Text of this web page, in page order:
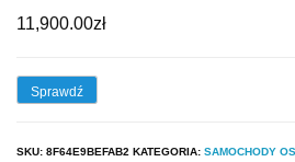
11,900.00zł
Sprawdź
SKU: 8F64E9BEFAB2 KATEGORIA: SAMOCHODY